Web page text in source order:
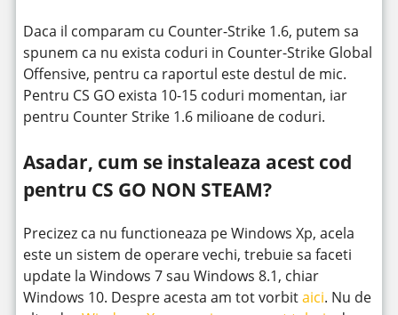
Daca il comparam cu Counter-Strike 1.6, putem sa
spunem ca nu exista coduri in Counter-Strike Global
Offensive, pentru ca raportul este destul de mic.
Pentru CS GO exista 10-15 coduri momentan, iar
pentru Counter Strike 1.6 milioane de coduri.
Asadar, cum se instaleaza acest cod
pentru CS GO NON STEAM?
Precizez ca nu functioneaza pe Windows Xp, acela
este un sistem de operare vechi, trebuie sa faceti
update la Windows 7 sau Windows 8.1, chiar
Windows 10. Despre acesta am tot vorbitaici. Nu de